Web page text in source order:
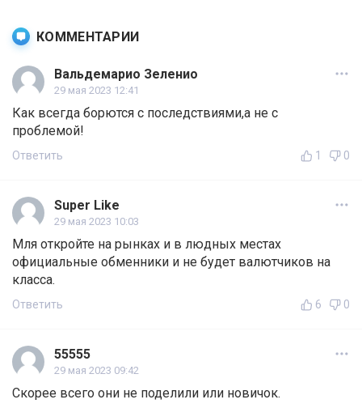
КОММЕНТАРИИ
Вальдемарио Зеленио
29 мая 2023 12:41
Как всегда борются с последствиями,а не с
проблемой!
Ответить 1 0
Super Like
29 мая 2023 10:03
Мля откройте на рынках и в людных местах
официальные обменники и не будет валютчиков на
класса.
Ответить 6 0
55555
29 мая 2023 09:42
Скорее всего они не поделили или новичок.